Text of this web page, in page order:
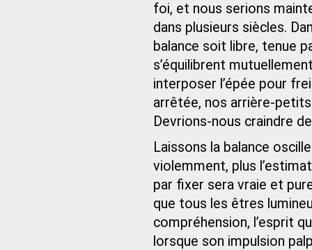
foi, et nous serions
dans plusieurs siècles.
balance soit libre, tenue
s’équilibrent
interposer l’épée pour
arrêtée, nos arrière-
Devrions-nous craindre
Laissons la balance
violemment, plus
par fixer sera vraie et
que tous les êtres
compréhension, l’esprit
lorsque son impulsion